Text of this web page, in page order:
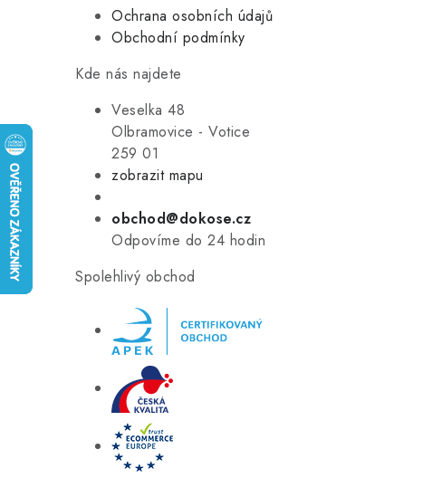
Ochrana osobních údajů
Obchodní podmínky
Kde nás najdete
Veselka 48
Olbramovice - Votice
259 01
zobrazit mapu
obchod@dokose.cz
Odpovíme do 24 hodin
Spolehlivý obchod